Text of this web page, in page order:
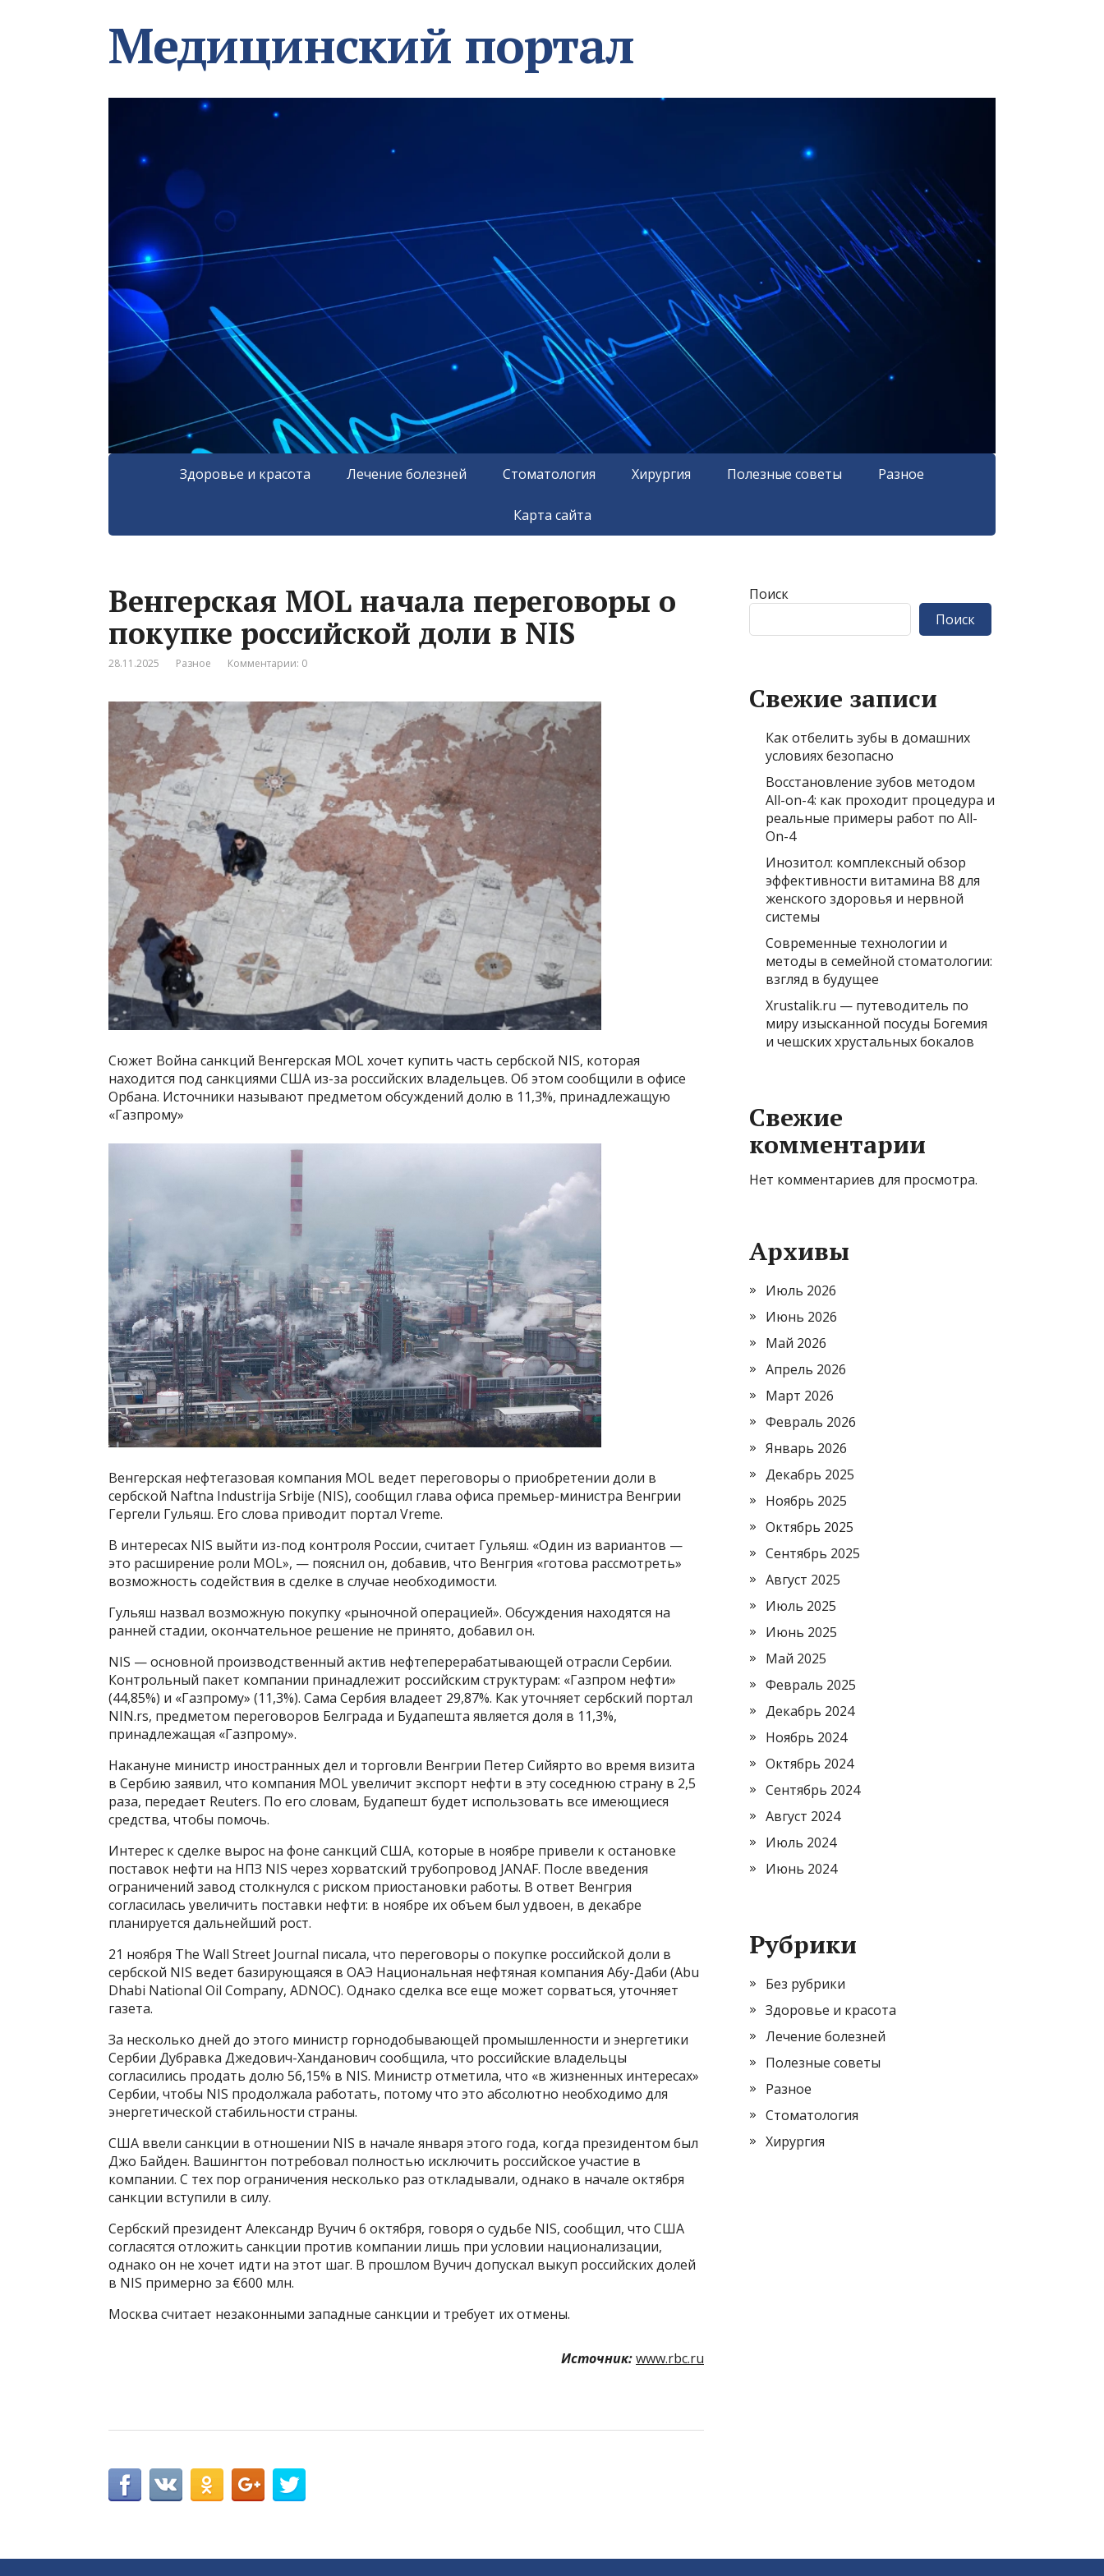
Медицинский портал
Здоровье и красота Лечение болезней Стоматология Хирургия Полезные советы Разное
Карта сайта
Венгерская MOL начала переговоры о
покупке российской доли в NIS
28.11.2025 Разное Комментарии: 0
Сюжет Война санкций Венгерская MOL хочет купить часть сербской NIS, которая
находится под санкциями США из-за российских владельцев. Об этом сообщили в офисе
Орбана. Источники называют предметом обсуждений долю в 11,3%, принадлежащую
«Газпрому»
Венгерская нефтегазовая компания MOL ведет переговоры о приобретении доли в
сербской Naftna Industrija Srbije (NIS), сообщил глава офиса премьер-министра Венгрии
Гергели Гульяш. Его слова приводит портал Vreme.
В интересах NIS выйти из-под контроля России, считает Гульяш. «Один из вариантов —
это расширение роли MOL», — пояснил он, добавив, что Венгрия «готова рассмотреть»
возможность содействия в сделке в случае необходимости.
Гульяш назвал возможную покупку «рыночной операцией». Обсуждения находятся на
ранней стадии, окончательное решение не принято, добавил он.
NIS — основной производственный актив нефтеперерабатывающей отрасли Сербии.
Контрольный пакет компании принадлежит российским структурам: «Газпром нефти»
(44,85%) и «Газпрому» (11,3%). Сама Сербия владеет 29,87%. Как уточняет сербский портал
NIN.rs, предметом переговоров Белграда и Будапешта является доля в 11,3%,
принадлежащая «Газпрому».
Накануне министр иностранных дел и торговли Венгрии Петер Сийярто во время визита
в Сербию заявил, что компания MOL увеличит экспорт нефти в эту соседнюю страну в 2,5
раза, передает Reuters. По его словам, Будапешт будет использовать все имеющиеся
средства, чтобы помочь.
Интерес к сделке вырос на фоне санкций США, которые в ноябре привели к остановке
поставок нефти на НПЗ NIS через хорватский трубопровод JANAF. После введения
ограничений завод столкнулся с риском приостановки работы. В ответ Венгрия
согласилась увеличить поставки нефти: в ноябре их объем был удвоен, в декабре
планируется дальнейший рост.
21 ноября The Wall Street Journal писала, что переговоры о покупке российской доли в
сербской NIS ведет базирующаяся в ОАЭ Национальная нефтяная компания Абу-Даби (Abu
Dhabi National Oil Company, ADNOC). Однако сделка все еще может сорваться, уточняет
газета.
За несколько дней до этого министр горнодобывающей промышленности и энергетики
Сербии Дубравка Джедович-Ханданович сообщила, что российские владельцы
согласились продать долю 56,15% в NIS. Министр отметила, что «в жизненных интересах»
Сербии, чтобы NIS продолжала работать, потому что это абсолютно необходимо для
энергетической стабильности страны.
США ввели санкции в отношении NIS в начале января этого года, когда президентом был
Джо Байден. Вашингтон потребовал полностью исключить российское участие в
компании. С тех пор ограничения несколько раз откладывали, однако в начале октября
санкции вступили в силу.
Сербский президент Александр Вучич 6 октября, говоря о судьбе NIS, сообщил, что США
согласятся отложить санкции против компании лишь при условии национализации,
однако он не хочет идти на этот шаг. В прошлом Вучич допускал выкуп российских долей
в NIS примерно за €600 млн.
Москва считает незаконными западные санкции и требует их отмены.
Источник:www.rbc.ru
Поиск
Поиск
Свежие записи
Как отбелить зубы в домашних
условиях безопасно
Восстановление зубов методом
All-on-4: как проходит процедура и
реальные примеры работ по All-
On-4
Инозитол: комплексный обзор
эффективности витамина B8 для
женского здоровья и нервной
системы
Современные технологии и
методы в семейной стоматологии:
взгляд в будущее
Xrustalik.ru — путеводитель по
миру изысканной посуды Богемия
и чешских хрустальных бокалов
Свежие
комментарии
Нет комментариев для просмотра.
Архивы
Июль 2026
Июнь 2026
Май 2026
Апрель 2026
Март 2026
Февраль 2026
Январь 2026
Декабрь 2025
Ноябрь 2025
Октябрь 2025
Сентябрь 2025
Август 2025
Июль 2025
Июнь 2025
Май 2025
Февраль 2025
Декабрь 2024
Ноябрь 2024
Октябрь 2024
Сентябрь 2024
Август 2024
Июль 2024
Июнь 2024
Рубрики
Без рубрики
Здоровье и красота
Лечение болезней
Полезные советы
Разное
Стоматология
Хирургия